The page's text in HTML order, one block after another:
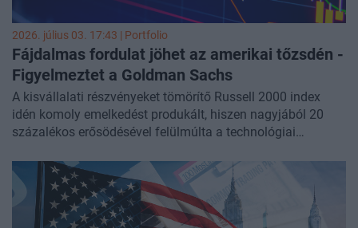
kamatokat sürget, miközben az inflációs nyomás
erősödése miatt a Fed döntéshozóinak egy része akár
kamatemelést sem zár ki.
2026. július 03. 17:43 | Portfolio
Fájdalmas fordulat jöhet az amerikai tőzsdén -
Figyelmeztet a Goldman Sachs
A kisvállalati részvényeket tömörítő Russell 2000 index
idén komoly emelkedést produkált, hiszen nagyjából 20
százalékos erősödésével felülmúlta a technológiai
Sachs elemzői szerint azonban a lendület hamarosan
kifullad, és nem érdemes hozzászokni ehhez a
szárnyaláshoz -írja a Business Insider.